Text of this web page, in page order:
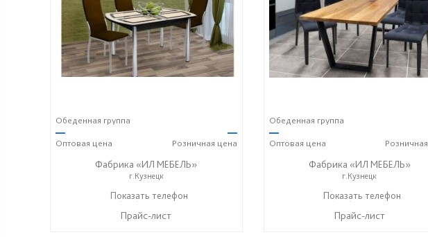
Обеденная группа
—
Оптовая цена
—
Розничная цена
Фабрика «ИЛ МЕБЕЛЬ»
г.Кузнецк
+7 (937) 447-00-00
Показать телефон
Прайс-лист
Обеденная группа
—
Оптовая цена Розничная
Фабрика «ИЛ МЕБЕЛЬ»
г.Кузнецк
+7 (937) 447-00-00
Показать телефон
Прайс-лист